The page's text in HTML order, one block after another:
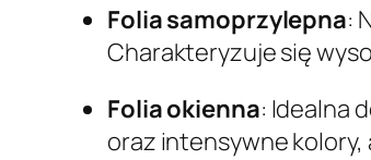
Folia samoprzylepna:
Charakteryzuje się
Folia okienna: Idealna
oraz intensywne